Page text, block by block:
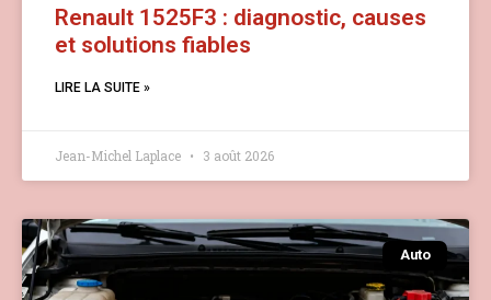
Renault 1525F3 : diagnostic, causes
et solutions fiables
LIRE LA SUITE »
Jean-Michel Laplace 3 août 2026
Auto